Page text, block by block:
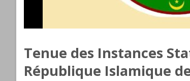
Tenue des Instances
République Islamique